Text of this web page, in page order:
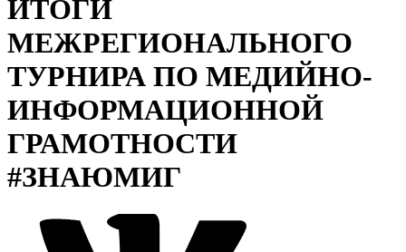
ИТОГИ
МЕЖРЕГИОНАЛЬНОГО
ТУРНИРА ПО МЕДИЙНО-
ИНФОРМАЦИОННОЙ
ГРАМОТНОСТИ
#ЗНАЮМИГ